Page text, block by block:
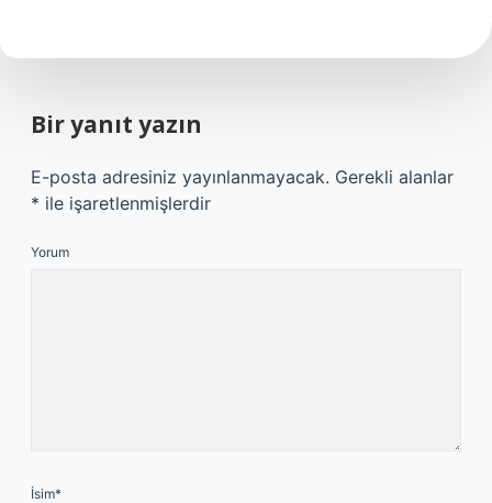
Bir yanıt yazın
E-posta adresiniz yayınlanmayacak. Gerekli alanlar
* ile işaretlenmişlerdir
Yorum
İsim*